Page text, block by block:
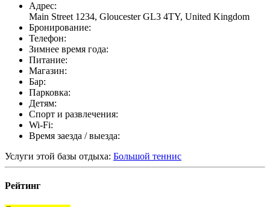
Адрес:
Main Street 1234, Gloucester GL3 4TY, United Kingdom
Бронирование:
Телефон:
Зимнее время года:
Питание:
Магазин:
Бар:
Парковка:
Детям:
Спорт и развлечения:
Wi-Fi:
Время заезда / выезда:
Услуги этой базы отдыха: Большой теннис
Рейтинг